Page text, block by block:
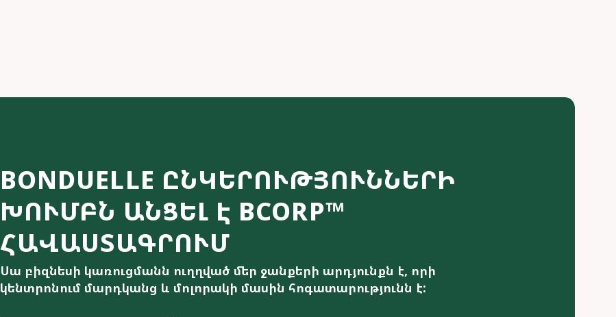
BONDUELLE ԸՆԿԵՐՈՒԹՅՈՒՆՆԵՐԻ
ԽՈՒՄԲՆ ԱՆՑԵԼ Է BCORP™
ՀԱՎԱՍՏԱԳՐՈՒՄ
Սա բիզնեսի կառուցմանն ուղղված մեր ջանքերի արդյունքն է, որի
կենտրոնում մարդկանց և մոլորակի մասին հոգատարությունն է: